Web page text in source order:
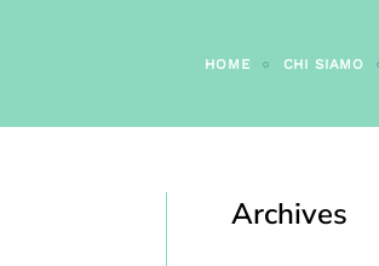
HOME CHI SIAMO
Archives